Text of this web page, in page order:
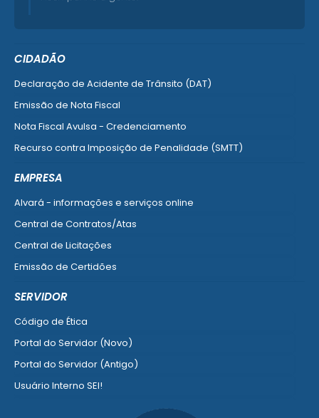
CIDADÃO
Declaração de Acidente de Trânsito (DAT)
Emissão de Nota Fiscal
Nota Fiscal Avulsa - Credenciamento
Recurso contra Imposição de Penalidade (SMTT)
EMPRESA
Alvará - informações e serviços online
Central de Contratos/Atas
Central de Licitações
Emissão de Certidões
SERVIDOR
Código de Ética
Portal do Servidor (Novo)
Portal do Servidor (Antigo)
Usuário Interno SEI!